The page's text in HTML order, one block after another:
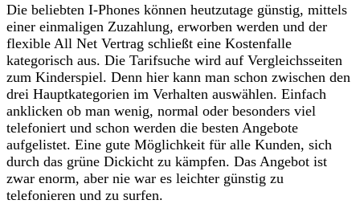
Die beliebten I-Phones können heutzutage günstig, mittels
einer einmaligen Zuzahlung, erworben werden und der
flexible All Net Vertrag schließt eine Kostenfalle
kategorisch aus. Die Tarifsuche wird auf Vergleichsseiten
zum Kinderspiel. Denn hier kann man schon zwischen den
drei Hauptkategorien im Verhalten auswählen. Einfach
anklicken ob man wenig, normal oder besonders viel
telefoniert und schon werden die besten Angebote
aufgelistet. Eine gute Möglichkeit für alle Kunden, sich
durch das grüne Dickicht zu kämpfen. Das Angebot ist
zwar enorm, aber nie war es leichter günstig zu
telefonieren und zu surfen.